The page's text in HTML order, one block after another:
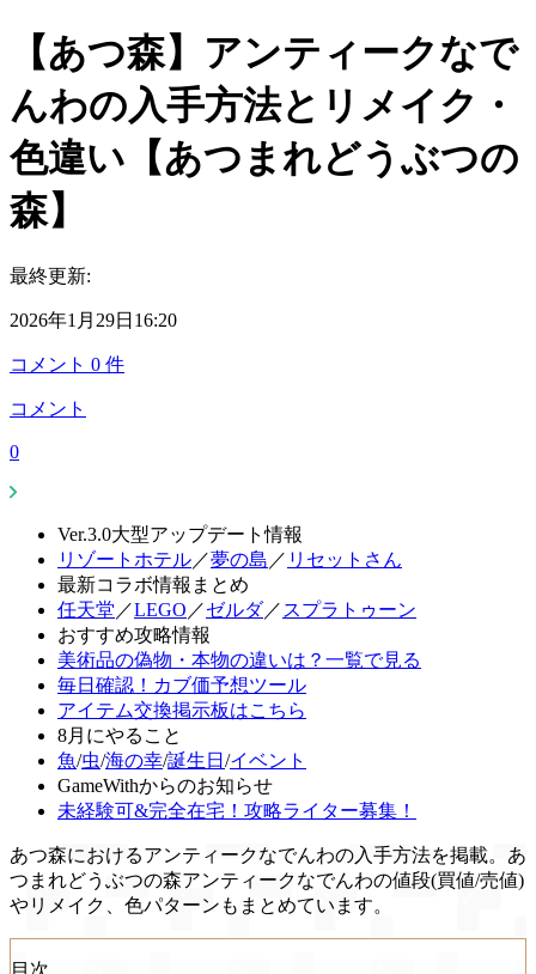
【あつ森】アンティークなで
んわの入手方法とリメイク・
色違い【あつまれどうぶつの
森】
最終更新:
2026年1月29日16:20
コメント 0 件
コメント
0
Ver.3.0大型アップデート情報
リゾートホテル／夢の島 ／ リセットさん
最新コラボ情報まとめ
任天堂 ／LEGO ／ゼルダ／ スプラトゥーン
おすすめ攻略情報
美術品の偽物・本物の違いは？一覧で見る
毎日確認！カブ価予想ツール
アイテム交換掲示板はこちら
8月にやること
魚/虫/海の幸/誕生日 /イベント
GameWithからのお知らせ
未経験可&完全在宅！攻略ライター募集！
あつ森におけるアンティークなでんわの入手方法を掲載。あ
つまれどうぶつの森アンティークなでんわの値段(買値/売値)
やリメイク、色パターンもまとめています。
目次